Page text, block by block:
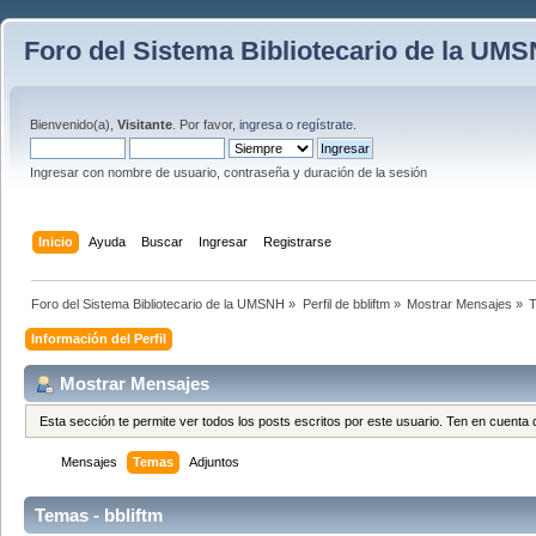
Foro del Sistema Bibliotecario de la
Bienvenido(a), Visitante . Por favor, ingresa o regístrate
Ingresar con nombre de usuario, contraseña y duración de la sesión
Inicio Ayuda Buscar Ingresar Registrarse
Foro del Sistema Bibliotecario de la UMSNH » Perfil de bbliftm » Mostrar Mensajes »
Información del Perfil
Mostrar Mensajes
Esta sección te permite ver todos los posts escritos por este usuario. Ten en
Mensajes Temas Adjuntos
Temas - bbliftm